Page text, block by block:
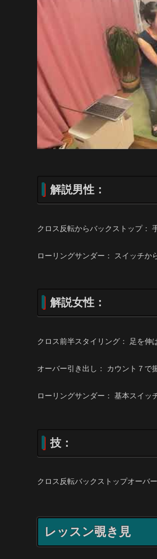
解説男性：
クロス反転からバックストップ：
ローリングサンダー： スイッチか
解説女性：
クロス前半スタイリング： 足を伸
オーバー引き出し： カウント７で
ローリングサンダー： 基本スイッ
技：
クロス反転バックストップオーバ
レッスン覗き見